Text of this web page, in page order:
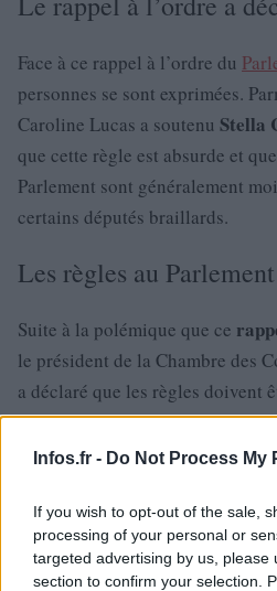
Infos.fr - Do Not Process My
If you wish to opt-out of the sale,
processing of your personal or
targeted advertising by us, please
section to confirm your selection.
Face à ce rappel à l’ordre du
personnes se sont exprimées.
Caroline Lucas a soutenu Stella
que cette règle est absurde et
Parlement sont généralement
certains députés braillards.
Les règles au
Suite à la polémique que ce
le président de la Chambre des
a déclaré que les règles doivent
Ainsi, elles doivent faire l’objet
temps. Toujours selon Lindsay
Communes puisse enfin se
par la députée Alex Davies-
extrêmement inquiétants.